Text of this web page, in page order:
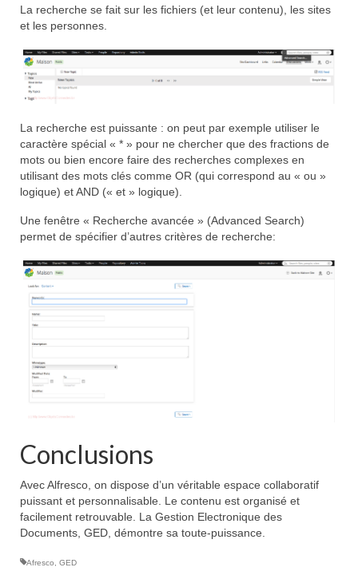
La recherche se fait sur les fichiers (et leur contenu), les sites
et les personnes.
La recherche est puissante : on peut par exemple utiliser le
caractère spécial « * » pour ne chercher que des fractions de
mots ou bien encore faire des recherches complexes en
utilisant des mots clés comme OR (qui correspond au « ou »
logique) et AND (« et » logique).
Une fenêtre « Recherche avancée » (Advanced Search)
permet de spécifier d’autres critères de recherche:
Conclusions
Avec Alfresco, on dispose d’un véritable espace collaboratif
puissant et personnalisable. Le contenu est organisé et
facilement retrouvable. La Gestion Electronique des
Documents, GED, démontre sa toute-puissance.
Afresco GED